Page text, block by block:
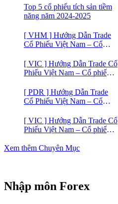
Cổ phiếu BĐS Licogi 14
Top 5 cổ phiếu tích sản tiềm
năng năm 2024-2025
[ VHM ] Hướng Dẫn Trade
Cổ Phiếu Việt Nam – Cổ
[ VIC ] Hướng Dẫn Trade Cổ
Phiếu Việt Nam – Cổ phiếu
[ PDR ] Hướng Dẫn Trade
Cổ Phiếu Việt Nam – Cổ
[ VIC ] Hướng Dẫn Trade Cổ
Phiếu Việt Nam – Cổ phiếu
Xem thêm Chuyên Mục
Nhập môn Forex